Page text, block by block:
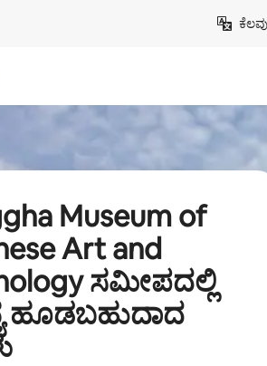
Museum of
Art and
ಸಮೀಪದಲ್ಲಿ
ಹೂಡಬಹುದಾದ